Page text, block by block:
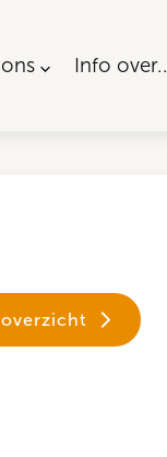
Info over..